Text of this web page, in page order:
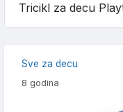
Tricikl za decu
Sve za decu
8 godina